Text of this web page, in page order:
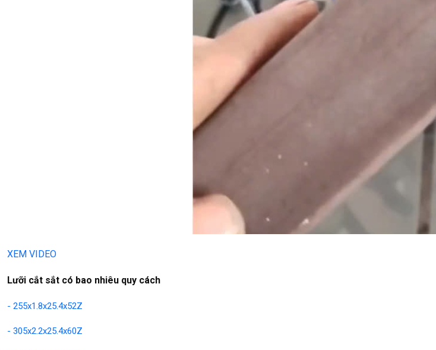
XEM VIDEO
Lưỡi cắt sắt có bao nhiêu quy cách
- 255x1.8x25.4x52Z
- 305x2.2x25.4x60Z